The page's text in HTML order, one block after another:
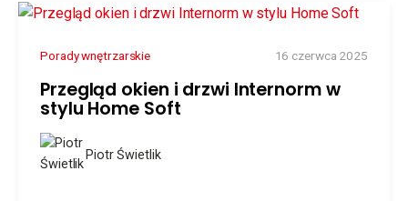
Porady wnętrzarskie 16 czerwca 2025
Przegląd okien i drzwi Internorm w
stylu Home Soft
Piotr Świetlik